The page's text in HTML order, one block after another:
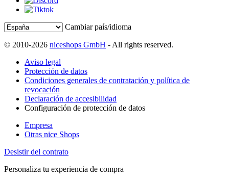
Cambiar país/idioma
© 2010-2026 niceshops GmbH - All rights reserved.
Aviso legal
Protección de datos
Condiciones generales de contratación y política de
revocación
Declaración de accesibilidad
Configuración de protección de datos
Empresa
Otras nice Shops
Desistir del contrato
Personaliza tu experiencia de compra